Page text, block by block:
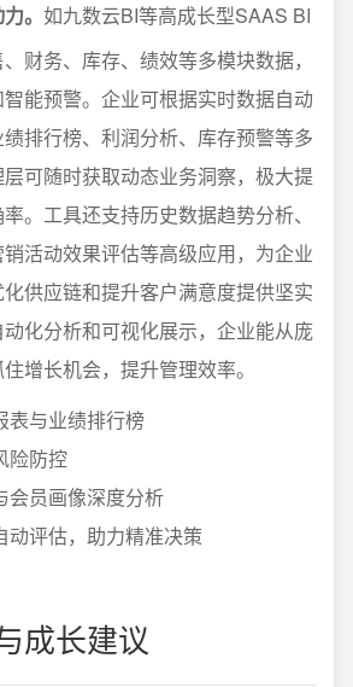
。 如九数云BI等高成长型SAAS BI
财务、库存、绩效等多模块数据，
能预警。企业可根据实时数据自动
排行榜、利润分析、库存预警等多
可随时获取动态业务洞察，极大提
。工具还支持历史数据趋势分析、
活动效果评估等高级应用，为企业
供应链和提升客户满意度提供坚实
化分析和可视化展示，企业能从庞
增长机会，提升管理效率。
表与业绩排行榜
险防控
会员画像深度分析
动评估，助力精准决策
成长建议